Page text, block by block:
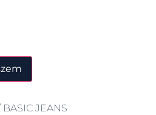
BASIC JEANS